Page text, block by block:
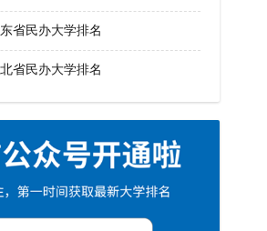
省民办大学排名
省民办大学排名